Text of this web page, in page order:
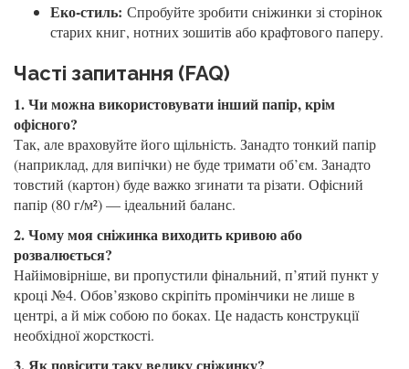
Еко-стиль: Спробуйте зробити сніжинки зі сторінок
старих книг, нотних зошитів або крафтового паперу.
Часті запитання (FAQ)
1. Чи можна використовувати інший папір, крім
офісного?
Так, але враховуйте його щільність. Занадто тонкий папір
(наприклад, для випічки) не буде тримати об’єм. Занадто
товстий (картон) буде важко згинати та різати. Офісний
папір (80 г/м²) — ідеальний баланс.
2. Чому моя сніжинка виходить кривою або
розвалюється?
Найімовірніше, ви пропустили фінальний, п’ятий пункт у
кроці №4. Обов’язково скріпіть промінчики не лише в
центрі, а й між собою по боках. Це надасть конструкції
необхідної жорсткості.